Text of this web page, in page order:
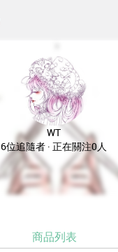
WT
6位追隨者 · 正在關注0人
商品列表